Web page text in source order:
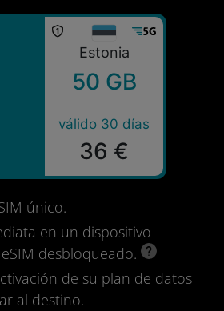
Estonia
50 GB
válido 30 días
36 €
único.
en un dispositivo
desbloqueado.
de su plan de datos
al destino.